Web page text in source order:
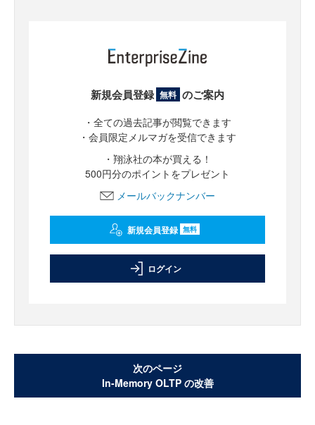
新規会員登録 無料 のご案内
・全ての過去記事が閲覧できます
・会員限定メルマガを受信できます
・翔泳社の本が買える！
500円分のポイントをプレゼント
メールバックナンバー
新規会員登録 無料
ログイン
次のページ
In-Memory OLTP の改善